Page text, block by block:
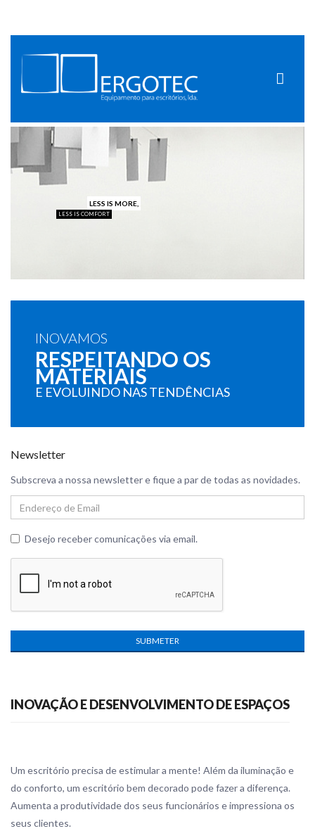
INOVAMOS
RESPEITANDO OS
MATERIAIS
E EVOLUINDO NAS TENDÊNCIAS
Newsletter
Subscreva a nossa newsletter e fique a par de todas as novidades.
Endereço
de
EmailDesejo receber comunicações via email.
SUBMETER
INOVAÇÃO E DESENVOLVIMENTO DE ESPAÇOS
Um escritório precisa de estimular a mente! Além da iluminação e
do conforto, um escritório bem decorado pode fazer a diferença.
Aumenta a produtividade dos seus funcionários e impressiona os
seus clientes.